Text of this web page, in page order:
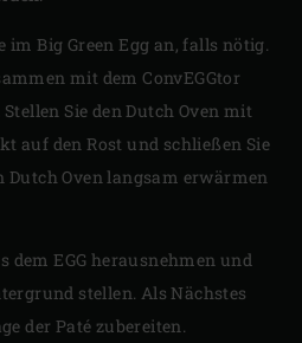
im Big Green Egg an, falls nötig.
mit dem ConvEGGtor
Stellen Sie den Dutch Oven mit
auf den Rost und schließen Sie
Dutch Oven langsam erwärmen
dem EGG herausnehmen und
stellen. Als Nächstes
der Paté zubereiten.